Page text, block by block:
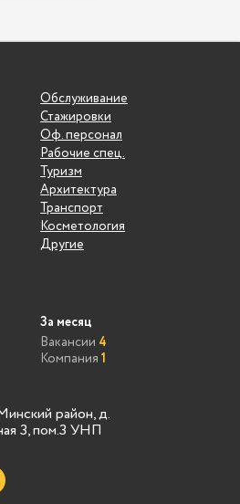
Обслуживание
Стажировки
Оф. персонал
Рабочие спец.
Туризм
Архитектура
Транспорт
Косметология
Другие
За месяц
Вакансии 4
Компания 1
район, д.
3, пом.3 УНП